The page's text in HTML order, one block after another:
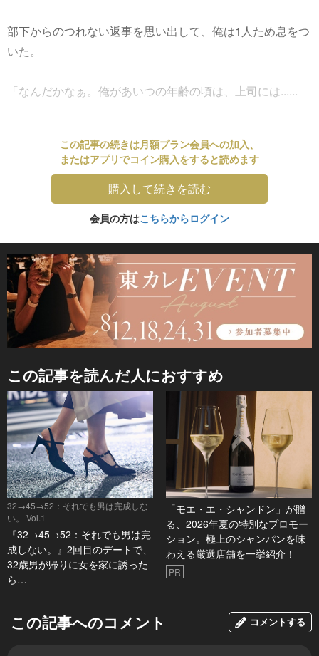
部下からのつれない返事を思い出して、俺は1人ため息をつ
いた。
「なんだかなぁ。俺があいつの年齢の頃は、上司には......
この記事の続きは月額プラン会員への加入、
またはアプリでコイン購入をすると読めます
購入して続きを読む
会員の方はこちらからログイン
この記事を読んだ人におすすめ
32→45→52：それでも男は完成しな
い。 Vol.1
『32→45→52：それでも男は完
成しない。』2回目のデートで、
32歳男が帰りに女を家に誘った
ら…
「モエ・エ・シャンドン」が贈
る、2026年夏の特別なプロモー
ション。極上のシャンパンを味
わえる厳選店舗を一挙紹介！
PR
この記事へのコメント コメントする